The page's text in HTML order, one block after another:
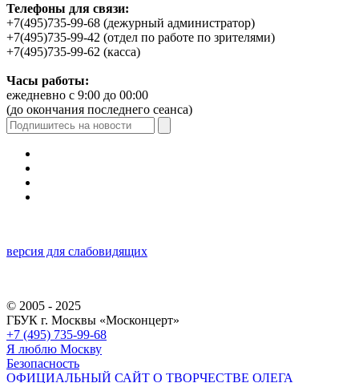
Телефоны для связи:
+7(495)735-99-68 (дежурный администратор)
+7(495)735-99-42 (отдел по работе по зрителями)
+7(495)735-99-62 (касса)
Часы работы:
ежедневно с 9:00 до 00:00
(до окончания последнего сеанса)
версия для слабовидящих
© 2005 - 2025
ГБУК г. Москвы «Москонцерт»
+7 (495) 735-99-68
Я люблю Москву
Безопасность
ОФИЦИАЛЬНЫЙ САЙТ О ТВОРЧЕСТВЕ ОЛЕГА